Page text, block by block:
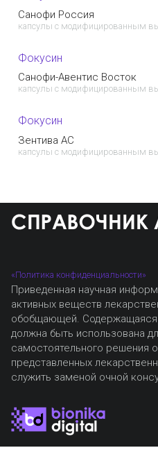
Санофи Россия
капсулы с модифицированным
Фокусин
Санофи-Авентис Восток
капсулы с модифицированным
Фокусин
Зентива АС
капсулы с модифицированным
«Политика конфиденциальности»
Приведенная научная
активных веществ
обобщающей. Содержащаяся
должна быть использована
самостоятельного решения
представленных
служить заменой очной